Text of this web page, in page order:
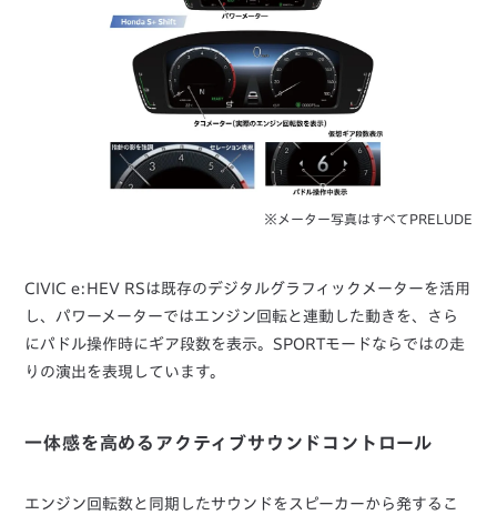
※メーター写真はすべてPRELUDE
CIVIC e:HEV RSは既存のデジタルグラフィックメーターを活用
し、パワーメーターではエンジン回転と連動した動きを、さら
にパドル操作時にギア段数を表示。SPORTモードならではの走
りの演出を表現しています。
一体感を高めるアクティブサウンドコントロール
エンジン回転数と同期したサウンドをスピーカーから発するこ